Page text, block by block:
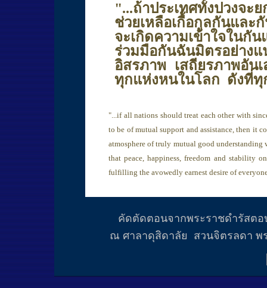
"...ถ้าประเทศทั้งปวงจะ
ช่วยเหลือเกื้อกูลกันแล
จะเกิดความเข้าใจในกั
ร่วมมือกันฉันมิตรอย่า
อิสรภาพ เสถียรภาพอัน
ทุกแห่งหนในโลก ดังที่ทุ
"...if all nations should treat each other with
to be of mutual support and assistance, then it
atmosphere of truly mutual good
that peace, happiness, freedom and stability
fulfilling the avowedly earnest desire of
คัดตัดตอนจากพระราชดำรัสต
ณ ศาลาดุสิดาลัย สวนจิตรลดา